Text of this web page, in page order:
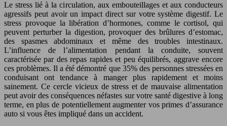
Le stress lié à la circulation, aux embouteillages et aux conducteurs
agressifs peut avoir un impact direct sur votre système digestif. Le
stress provoque la libération d’hormones, comme le cortisol, qui
peuvent perturber la digestion, provoquer des brûlures d’estomac,
des spasmes abdominaux et même des troubles intestinaux.
L’influence de l’alimentation pendant la conduite, souvent
caractérisée par des repas rapides et peu équilibrés, aggrave encore
ces problèmes. Il a été démontré que 35% des personnes stressées en
conduisant ont tendance à manger plus rapidement et moins
sainement. Ce cercle vicieux de stress et de mauvaise alimentation
peut avoir des conséquences néfastes sur votre santé digestive à long
terme, en plus de potentiellement augmenter vos primes d’assurance
auto si vous êtes impliqué dans un accident.